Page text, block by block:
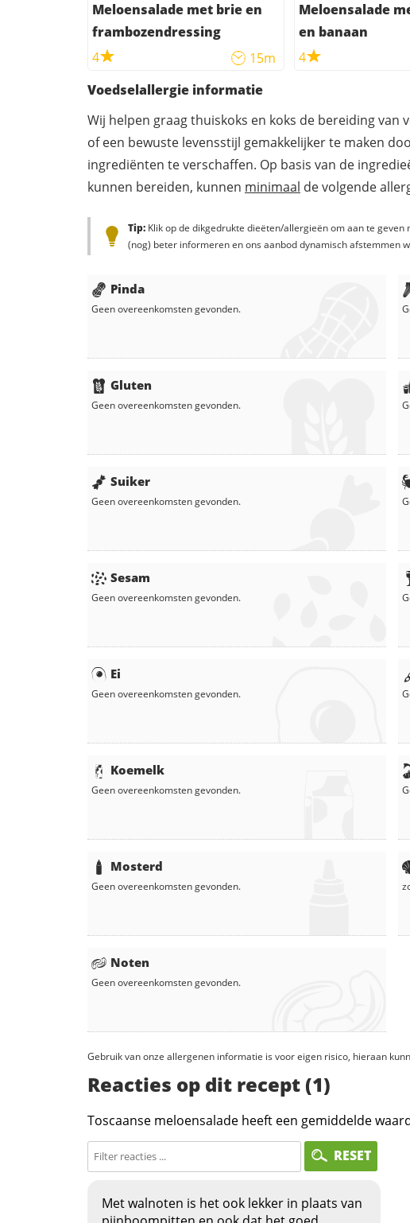
Meloensalade met brie en
frambozendressing
4
15m
Meloensalade
en banaan
4
Voedselallergie informatie
Wij helpen graag thuiskoks en koks de bereiding
of een bewuste levensstijl gemakkelijker te maken
ingrediënten te verschaffen. Op basis van de
kunnen bereiden, kunnen minimaal de volgende
Tip: Klik op de dikgedrukte dieëten/allergieën om aan te
(nog) beter informeren en ons aanbod dynamisch afstemmen
Pinda
Geen overeenkomsten gevonden.
Gluten
Geen overeenkomsten gevonden.
Suiker
Geen overeenkomsten gevonden.
Sesam
Geen overeenkomsten gevonden.
Ei
Geen overeenkomsten gevonden.
Koemelk
Geen overeenkomsten gevonden.
Mosterd
Geen overeenkomsten gevonden.
Noten
Geen overeenkomsten gevonden.
Gebruik van onze allergenen informatie is voor eigen risico, hieraan
Reacties op dit recept (1)
Toscaanse meloensalade heeft een gemiddelde
RESET
Met walnoten is het ook lekker in plaats van